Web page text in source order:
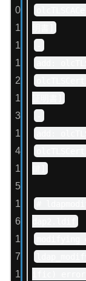
0
1
1
1
2
1
3
1
4
1
5
1
6
1
7
1